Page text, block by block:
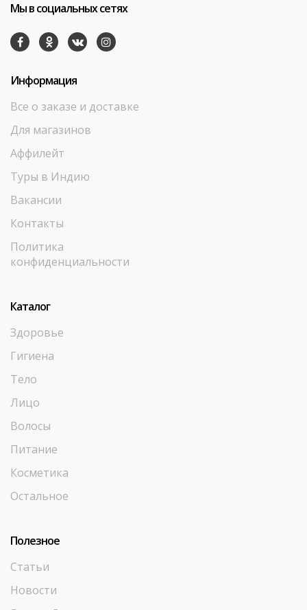
Мы в социальных сетях
Информация
Все о заказе и доставке
Для магазинов
Аффилейт
Туры в Индию
Вакансии
Контакты
Политика
конфиденциальности
Каталог
Здоровье
Гигиена
Тело
Лицо
Волосы
Питание
Косметика
Остальное
Полезное
Статьи
Новости